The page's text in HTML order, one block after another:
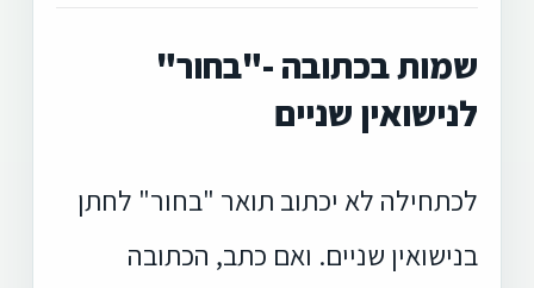
שמות בכתובה -"בחור"
לנישואין שניים
לכתחילה לא יכתוב תואר "בחור" לחתן
בנישואין שניים. ואם כתב, הכתובה